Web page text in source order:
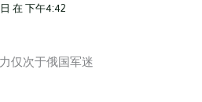
在 下午4:42
仅次于俄国军迷